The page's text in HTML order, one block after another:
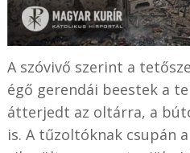
A szóvivő szerint a
égő gerendái beestek a
átterjedt az oltárra, a
is. A tűzoltóknak csupán